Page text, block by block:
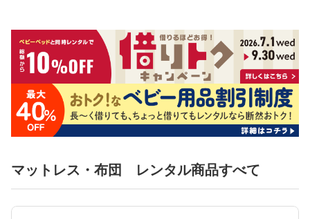
マットレス・布団 レンタル商品すべて